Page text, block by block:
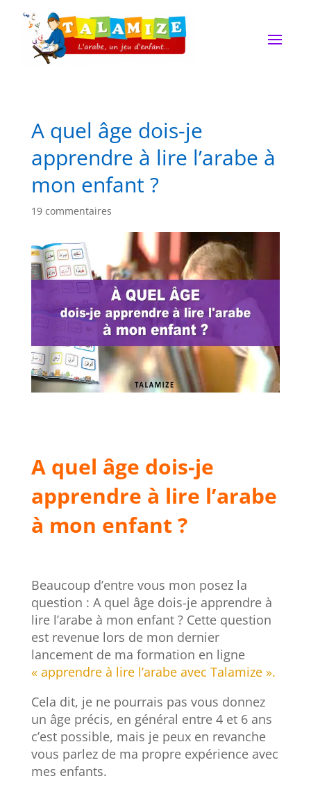
A quel âge dois-je
apprendre à lire l’arabe à
mon enfant ?
19 commentaires
A quel âge dois-je
apprendre à lire l’arabe
à mon enfant ?
Beaucoup d’entre vous mon posez la
question : A quel âge dois-je apprendre à
lire l’arabe à mon enfant ? Cette question
est revenue lors de mon dernier
lancement de ma formation en ligne
« apprendre à lire l’arabe avec Talamize ».
Cela dit, je ne pourrais pas vous donnez
un âge précis, en général entre 4 et 6 ans
c’est possible, mais je peux en revanche
vous parlez de ma propre expérience avec
mes enfants.